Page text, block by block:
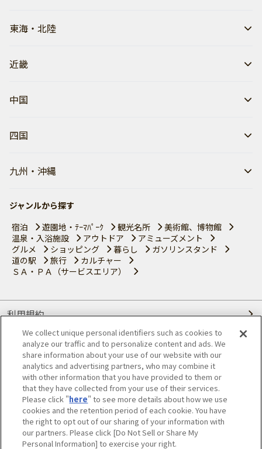
東海・北陸
近畿
中国
四国
九州・沖縄
ジャンルから探す
宿泊
遊園地・ﾃｰﾏﾊﾟｰｸ 観光名所
美術館、博物館
温泉・入浴施設
アウトドア
アミューズメント
グルメ
ショッピング 暮らし
ガソリンスタンド
道の駅
旅行
カルチャー
ＳＡ・ＰＡ（サービスエリア）
利用規約
個人情報の取り扱いについて
会員優待サービスの提携をご検討の方へ
JAFホームページ
© JAPAN AUTOMOBILE FEDERATION. All rights reserved.
We collect unique personal identifiers such as cookies to
analyze our traffic and to personalize content and ads. We
share information about your use of our website with our
analytics and advertising partners, who may combine it
with other information that you have provided to them or
that they have collected from your use of their services.
Please click "here" to see more details about how we use
cookies and the retention period of each cookie. You have
the right to opt out of our sharing of your information with
our partners. Please click [Do Not Sell or Share My
Personal Information] to exercise your right.